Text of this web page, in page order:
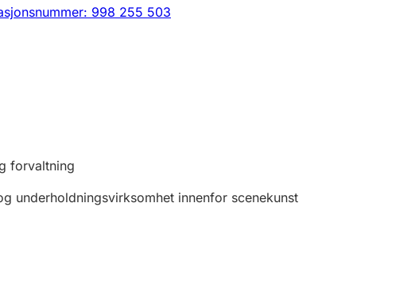
998 255 503
forvaltning
underholdningsvirksomhet innenfor scenekunst